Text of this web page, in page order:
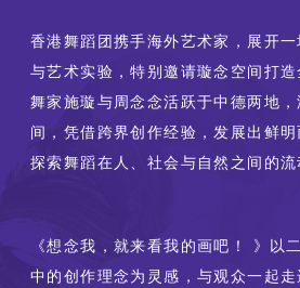
香港舞蹈团携手海外艺术家，展开
与艺术实验，特别邀请璇念空间打
舞家施璇与周念念活跃于中德两地
间，凭借跨界创作经验，发展出鲜明
探索舞蹈在人、社会与自然之间的流
《想念我，就来看我的画吧！ 》以
中的创作理念为灵感，与观众一起